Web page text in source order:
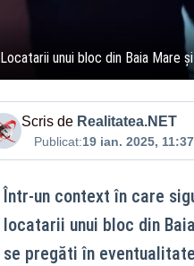
Locatarii unui bloc din Baia Mare
Scris de Realitatea.NET
Publicat:19 ian. 2025, 11:37
Într-un context în care
locatarii unui bloc din
se pregăti în